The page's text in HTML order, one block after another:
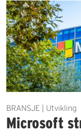
BRANSJE | Utvikling
Microsoft